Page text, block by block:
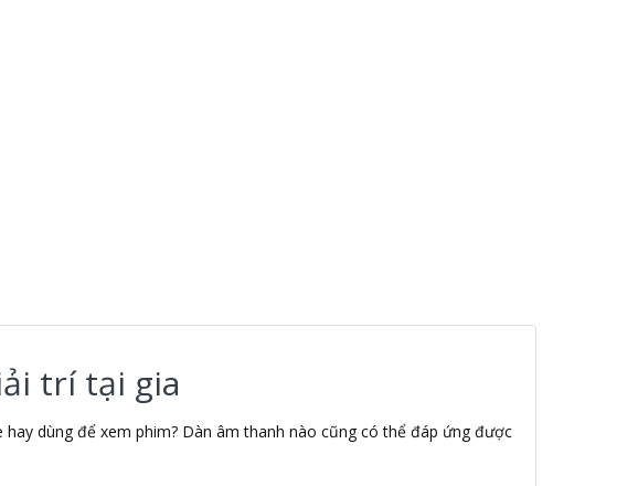
trí tại gia
dùng để xem phim? Dàn âm thanh nào cũng có thể đáp ứng được